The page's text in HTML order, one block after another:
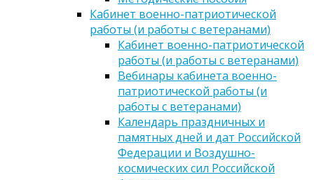
Кабинет военно-патриотической
работы (и работы с ветеранами)
Кабинет военно-патриотической
работы (и работы с ветеранами)
Вебинары кабинета военно-
патриотической работы (и
работы с ветеранами)
Календарь праздничных и
памятных дней и дат Российской
Федерации и Воздушно-
космических сил Российской